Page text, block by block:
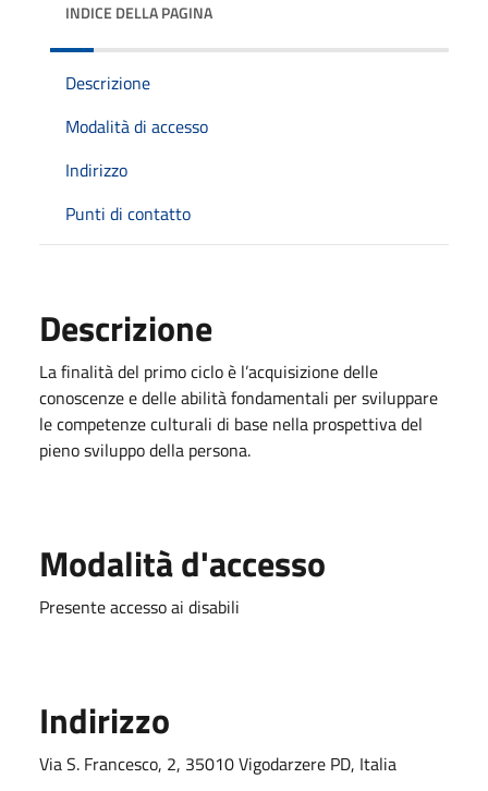
INDICE DELLA PAGINA
Descrizione
Modalità di accesso
Indirizzo
Punti di contatto
Descrizione
La finalità del primo ciclo è l’acquisizione delle
conoscenze e delle abilità fondamentali per sviluppare
le competenze culturali di base nella prospettiva del
pieno sviluppo della persona.
Modalità d'accesso
Presente accesso ai disabili
Indirizzo
Via S. Francesco, 2, 35010 Vigodarzere PD, Italia